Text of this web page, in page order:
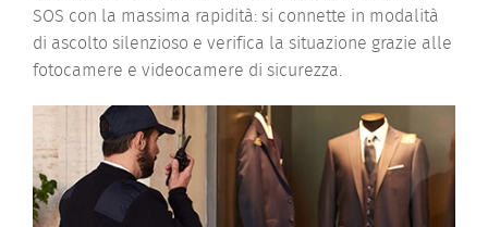
SOS con la massima rapidità: si connette in modalità
di ascolto silenzioso e verifica la situazione grazie alle
fotocamere e videocamere di sicurezza.